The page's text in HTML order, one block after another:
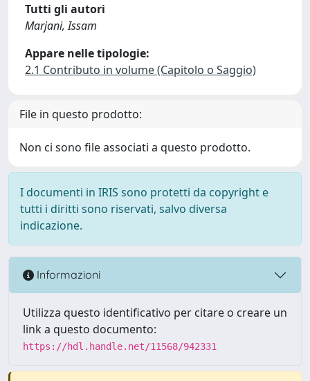
Tutti gli autori
Marjani, Issam
Appare nelle tipologie:
2.1 Contributo in volume (Capitolo o Saggio)
File in questo prodotto:
Non ci sono file associati a questo prodotto.
I documenti in IRIS sono protetti da copyright e
tutti i diritti sono riservati, salvo diversa
indicazione.
Informazioni
Utilizza questo identificativo per citare o creare un
link a questo documento:
https://hdl.handle.net/11568/942331